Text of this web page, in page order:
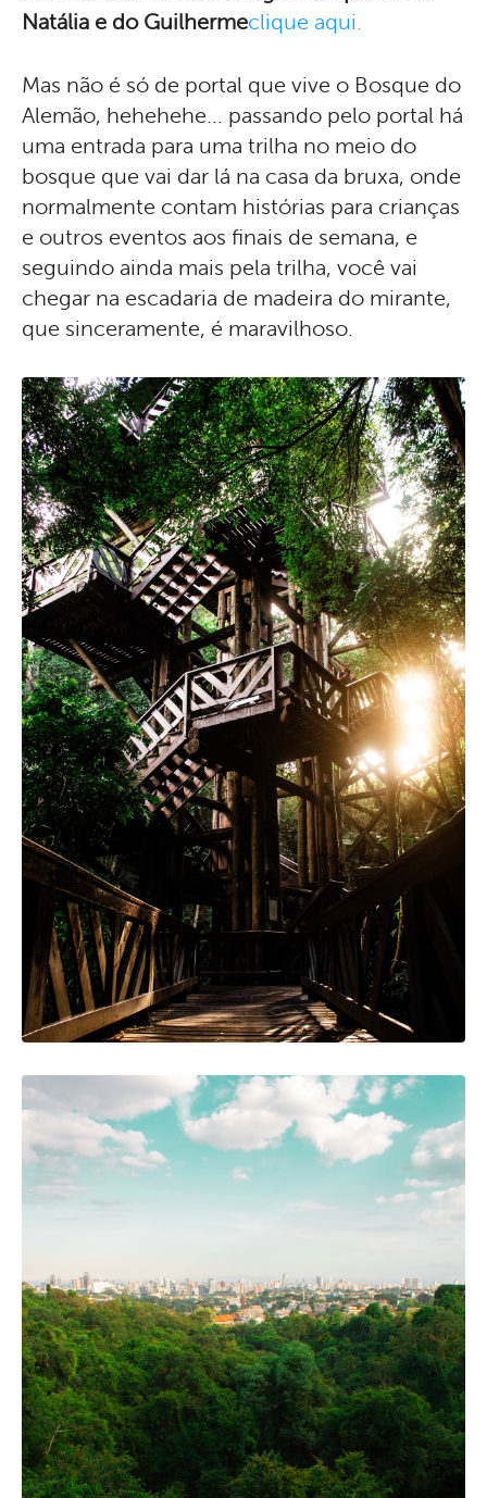
Natália e do Guilhermeclique aqui.
Mas não é só de portal que vive o Bosque do
Alemão, hehehehe... passando pelo portal há
uma entrada para uma trilha no meio do
bosque que vai dar lá na casa da bruxa, onde
normalmente contam histórias para crianças
e outros eventos aos finais de semana, e
seguindo ainda mais pela trilha, você vai
chegar na escadaria de madeira do mirante,
que sinceramente, é maravilhoso.